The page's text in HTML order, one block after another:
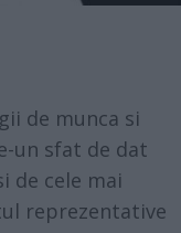
de munca si
un sfat de dat
de cele mai
reprezentative